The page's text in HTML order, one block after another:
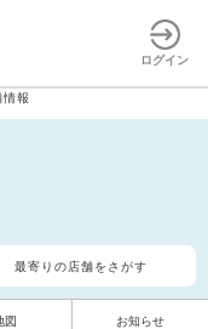
ログイン
情報
最寄りの店舗をさがす
図 お知らせ